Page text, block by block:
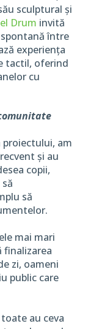
sculptural și
Drum invită
între
experiența
tactil, oferind
cu
am
și au
copii,
să
mai mari
finalizarea
zi, oameni
public care
au ceva